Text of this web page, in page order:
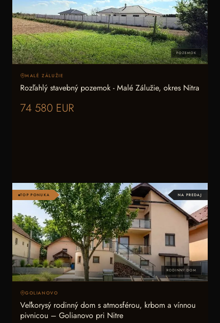
POZEMOK
MALÉ ZÁLUŽIE
Rozľahlý stavebný pozemok - Malé Zálužie, okres Nitra
74 580 EUR
TOP PONUKA NA PREDAJ
RODINNÝ DOM
GOLIANOVO
Veľkorysý rodinný dom s atmosférou, krbom a vínnou
pivnicou – Golianovo pri Nitre